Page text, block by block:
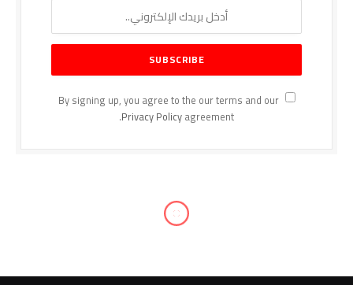
By signing up, you agree to the our terms and our
Privacy Policyagreement.